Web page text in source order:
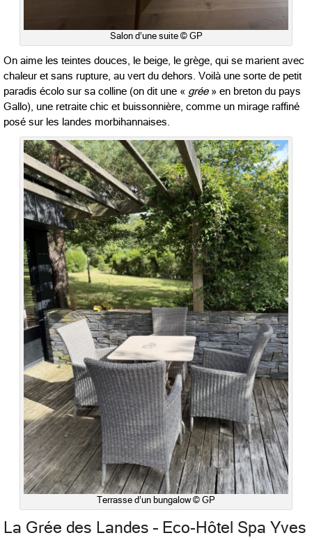
Salon d’une suite © GP
On aime les teintes douces, le beige, le grège, qui se marient avec
chaleur et sans rupture, au vert du dehors. Voilà une sorte de petit
paradis écolo sur sa colline (on dit une « grée» en breton du pays
Gallo), une retraite chic et buissonnière, comme un mirage raffiné
posé sur les landes morbihannaises.
Terrasse d’un bungalow © GP
La Grée des Landes – Eco-Hôtel Spa Yves